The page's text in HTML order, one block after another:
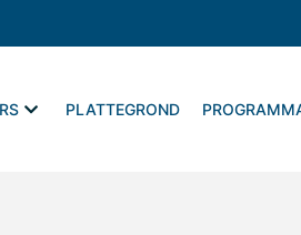
PLATTEGROND